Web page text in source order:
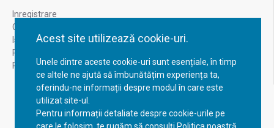
Acest site utilizează cookie-uri.
Unele dintre aceste cookie-uri sunt esențiale, în timp
ce altele ne ajută să îmbunătățim experiența ta,
oferindu-ne informații despre modul în care este
utilizat site-ul.
Pentru informații detaliate despre cookie-urile pe
Inregistrare
Contul meu
Istoric comenzi
Recuperare parola
Returnare produs